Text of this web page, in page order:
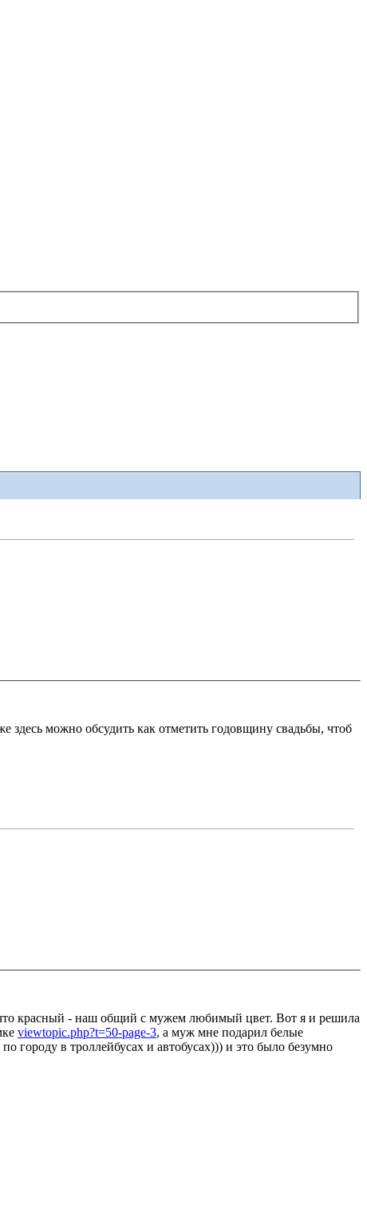
здесь можно обсудить как отметить годовщину свадьбы, чтоб
красный - наш общий с мужем любимый цвет. Вот я и решила
viewtopic.php?t=50-page-3, а муж мне подарил белые
городу в троллейбусах и автобусах))) и это было безумно